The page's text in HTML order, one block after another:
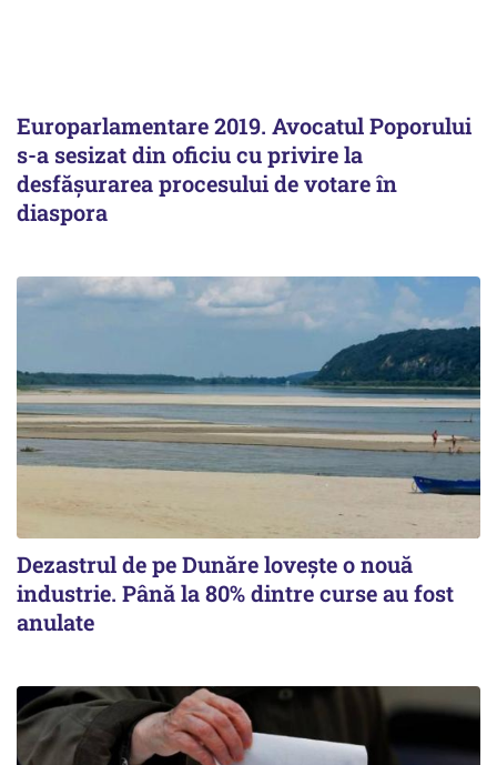
Europarlamentare 2019. Avocatul Poporului
s-a sesizat din oficiu cu privire la
desfăşurarea procesului de votare în
diaspora
Dezastrul de pe Dunăre lovește o nouă
industrie. Până la 80% dintre curse au fost
anulate